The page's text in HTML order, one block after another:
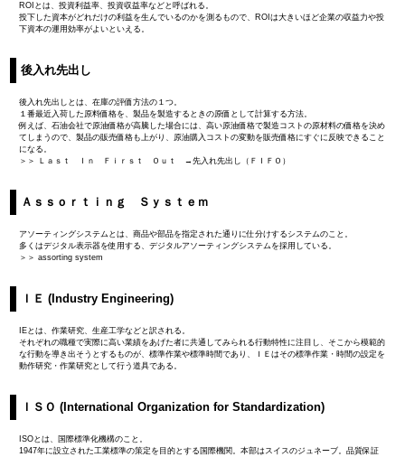
ROIとは、投資利益率、投資収益率などと呼ばれる。
投下した資本がどれだけの利益を生んでいるのかを測るもので、ROIは大きいほど企業の収益力や投
下資本の運用効率がよいといえる。
後入れ先出し
後入れ先出しとは、在庫の評価方法の１つ。
１番最近入荷した原料価格を、製品を製造するときの原価として計算する方法。
例えば、石油会社で原油価格が高騰した場合には、高い原油価格で製造コストの原材料の価格を決め
てしまうので、製品の販売価格も上がり、原油購入コストの変動を販売価格にすぐに反映できること
になる。
＞＞ Ｌａｓｔ Ｉｎ Ｆｉｒｓｔ Ｏｕｔ →先入れ先出し（ＦＩＦＯ）
Ａｓｓｏｒｔｉｎｇ Ｓｙｓｔｅｍ
アソーティングシステムとは、商品や部品を指定された通りに仕分けするシステムのこと。
多くはデジタル表示器を使用する、デジタルアソーティングシステムを採用している。
＞＞ assorting system
ＩＥ (Industry Engineering)
IEとは、作業研究、生産工学などと訳される。
それぞれの職種で実際に高い業績をあげた者に共通してみられる行動特性に注目し、そこから模範的
な行動を導き出そうとするものが、標準作業や標準時間であり、ＩＥはその標準作業・時間の設定を
動作研究・作業研究として行う道具である。
ＩＳＯ (International Organization for Standardization)
ISOとは、国際標準化機構のこと。
1947年に設立された工業標準の策定を目的とする国際機関。本部はスイスのジュネーブ。品質保証